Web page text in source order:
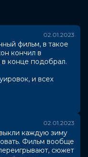
могла бы стать
Новый год, но
дочь с молодым
участи, девушка
соседа из
начинается самый
заберет не того
будет
а в Новый
но одна ли?
02.01.2023
фильм, в такое
кончил в
конце подобрал.
и всех
02.01.2023
каждую зиму
Фильм вообще
сюжет